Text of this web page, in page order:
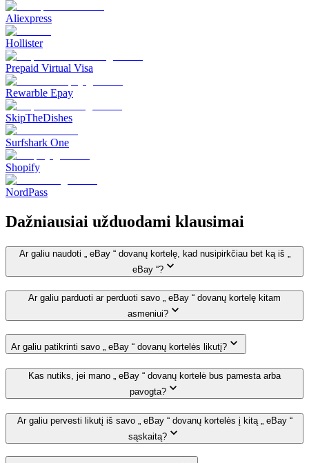
Aliexpress
Hollister
Prepaid Virtual Visa
Rewarble Epay
SkipTheDishes
Surfshark One
Shopify
NordPass
Dažniausiai užduodami klausimai
Ar galiu naudoti „ eBay “ dovanų kortelę, kad nusipirkčiau bet ką iš „
eBay “?
Ar galiu parduoti ar perduoti savo „ eBay “ dovanų kortelę kitam
asmeniui?
Ar galiu patikrinti savo „ eBay “ dovanų kortelės likutį?
Kas nutiks, jei mano „ eBay “ dovanų kortelė bus pamesta arba
pavogta?
Ar galiu pervesti likutį iš savo „ eBay “ dovanų kortelės į kitą „ eBay “
sąskaitą?